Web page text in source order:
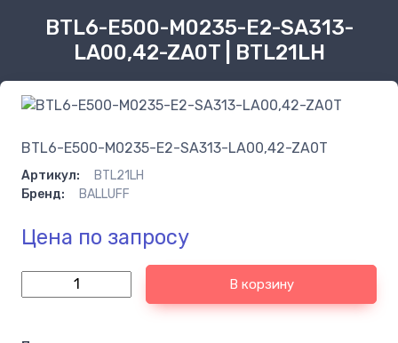
BTL6-E500-M0235-E2-SA313-
LA00,42-ZA0T | BTL21LH
BTL6-E500-M0235-E2-SA313-LA00,42-ZA0T
Артикул:
BTL21LH
Бренд:
BALLUFF
Цена по запросу
В корзину